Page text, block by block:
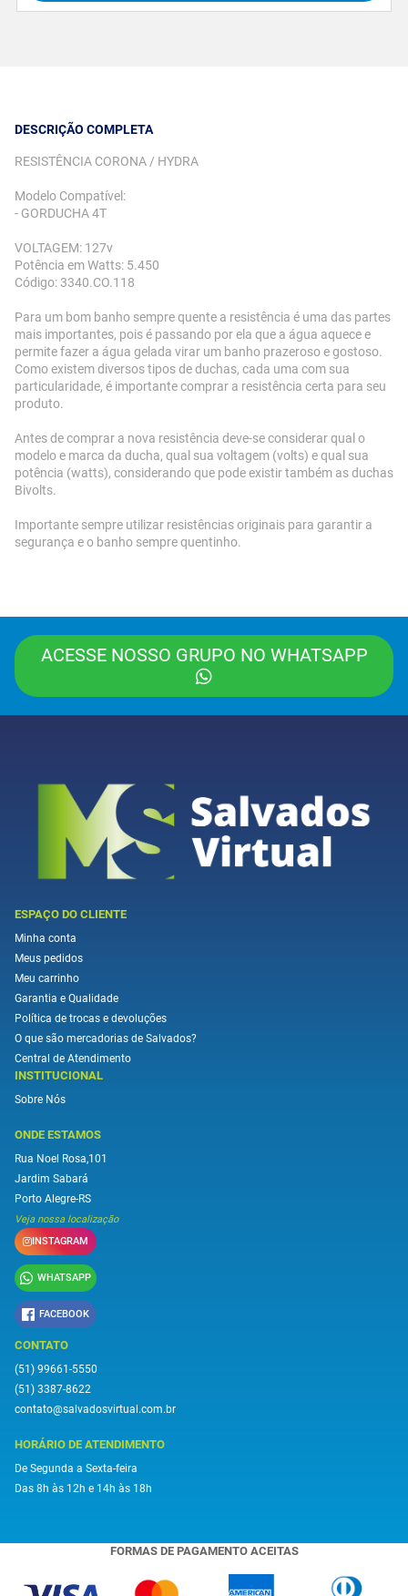
DESCRIÇÃO COMPLETA
RESISTÊNCIA CORONA / HYDRA
Modelo Compatível:
- GORDUCHA 4T
VOLTAGEM: 127v
Potência em Watts: 5.450
Código: 3340.CO.118
Para um bom banho sempre quente a resistência é uma das partes
mais importantes, pois é passando por ela que a água aquece e
permite fazer a água gelada virar um banho prazeroso e gostoso.
Como existem diversos tipos de duchas, cada uma com sua
particularidade, é importante comprar a resistência certa para seu
produto.
Antes de comprar a nova resistência deve-se considerar qual o
modelo e marca da ducha, qual sua voltagem (volts) e qual sua
potência (watts), considerando que pode existir também as duchas
Bivolts.
Importante sempre utilizar resistências originais para garantir a
segurança e o banho sempre quentinho.
ACESSE NOSSO GRUPO NO WHATSAPP
ESPAÇO DO CLIENTE
Minha conta
Meus pedidos
Meu carrinho
Garantia e Qualidade
Política de trocas e devoluções
O que são mercadorias de Salvados?
Central de Atendimento
INSTITUCIONAL
Sobre Nós
ONDE ESTAMOS
Rua Noel Rosa,101
Jardim Sabará
Porto Alegre-RS
Veja nossa localização
INSTAGRAM
WHATSAPP
FACEBOOK
CONTATO
(51) 99661-5550
(51) 3387-8622
contato@salvadosvirtual.com.br
HORÁRIO DE ATENDIMENTO
De Segunda a Sexta-feira
Das 8h às 12h e 14h às 18h
FORMAS DE PAGAMENTO ACEITAS